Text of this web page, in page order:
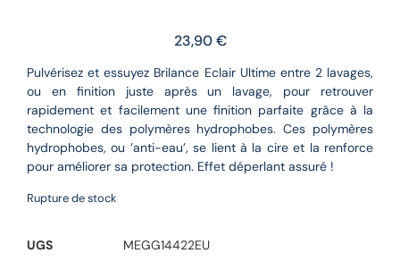
23,90€
Pulvérisez et essuyez Brilance Eclair Ultime entre 2 lavages,
ou en finition juste après un lavage, pour retrouver
rapidement et facilement une finition parfaite grâce à la
technologie des polymères hydrophobes. Ces polymères
hydrophobes, ou ’anti-eau’, se lient à la cire et la renforce
pour améliorer sa protection. Effet déperlant assuré !
Rupture de stock
UGS MEGG14422EU